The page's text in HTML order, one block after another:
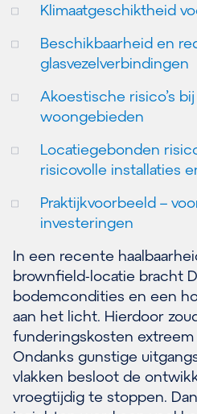
Klimaatgeschiktheid
Beschikbaarheid en
glasvezelverbindingen
Akoestische risico’s
woongebieden
Locatiegebonden
risicovolle installaties
Praktijkvoorbeeld –
investeringen
In een recente
brownfield-locatie bracht
bodemcondities en een
aan het licht. Hierdoor
funderingskosten
Ondanks gunstige
vlakken besloot de
vroegtijdig te stoppen.